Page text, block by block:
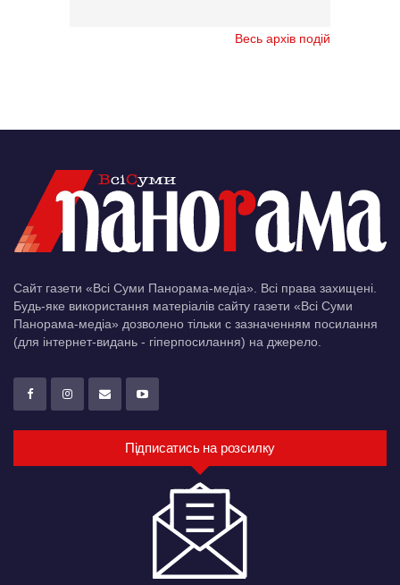
Весь архів подій
Сайт газети «Всі Суми Панорама-медіа». Всі права захищені.
Будь-яке використання матеріалів сайту газети «Всі Суми
Панорама-медіа» дозволено тільки c зазначенням посилання
(для інтернет-видань - гіперпосилання) на джерело.
Підписатись на розсилку